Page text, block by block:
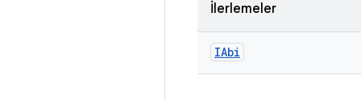
İlerlemeler
IAbi